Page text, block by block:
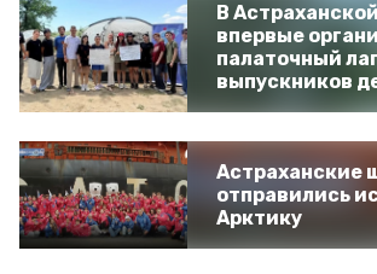
В
впервые
палаточный
выпускников
Астраханские
отправились
Арктику